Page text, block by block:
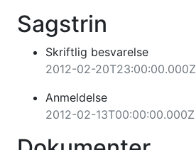
Sagstrin
Skriftlig besvarelse
2012-02-20T23:00:00.000Z
Anmeldelse
2012-02-13T00:00:00.000Z